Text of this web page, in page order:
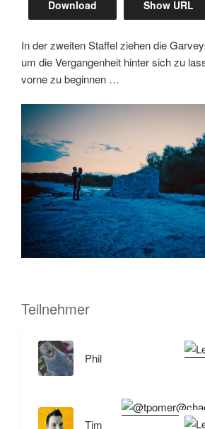
Download Show URL
In der zweiten Staffel ziehen die
um die Vergangenheit hinter sich zu
vorne zu beginnen …
Teilnehmer
Phil
Tim